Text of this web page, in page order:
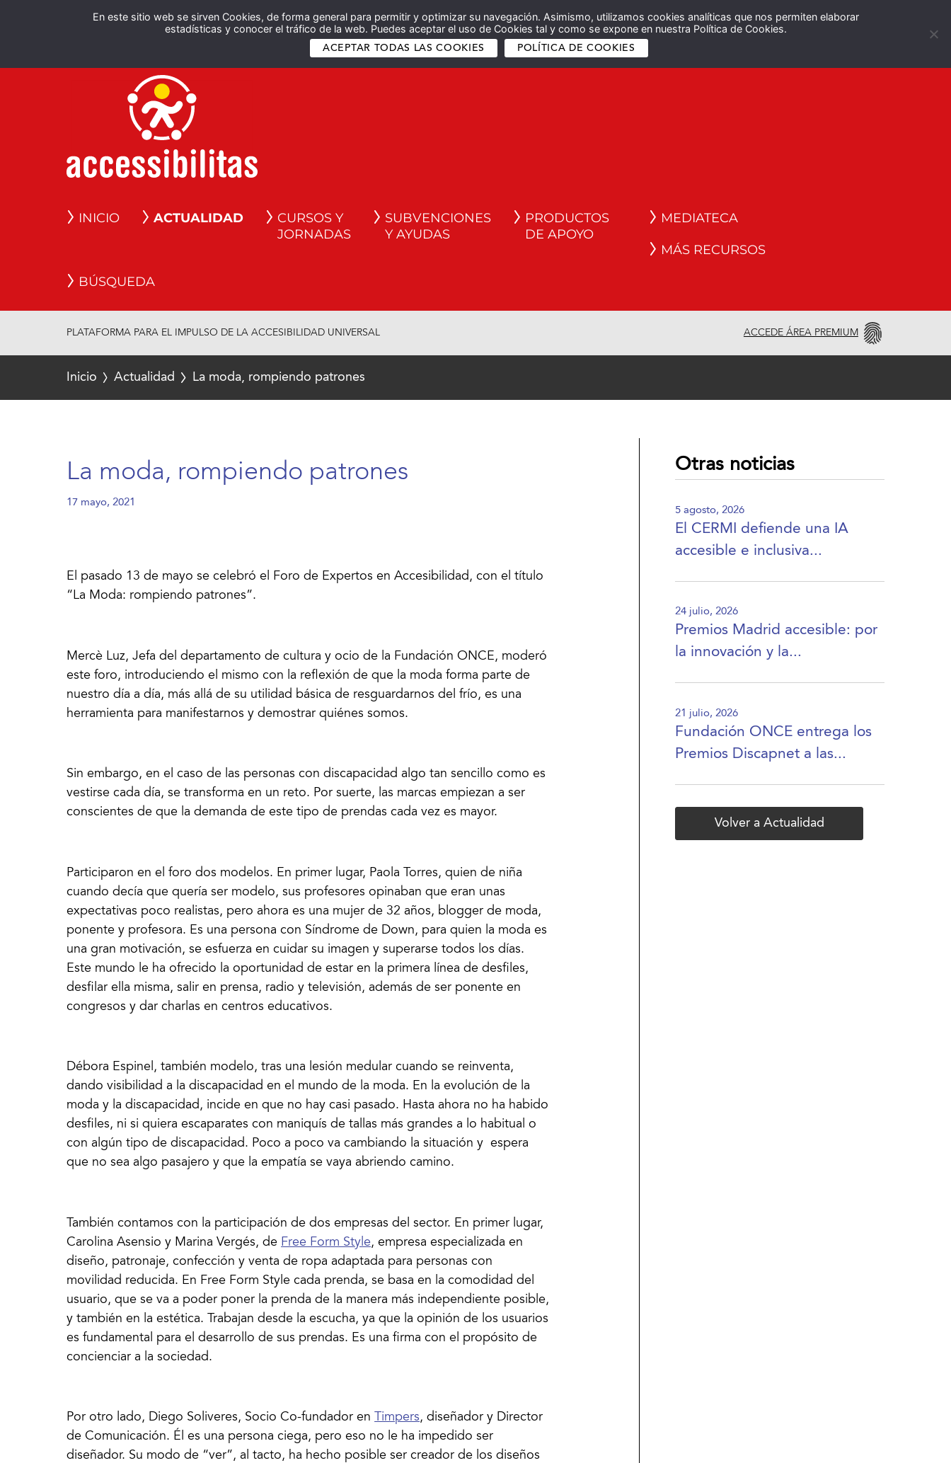
En este sitio web se sirven Cookies, de forma general para permitir y optimizar su navegación. Asimismo, utilizamos cookies analíticas que nos permiten elaborar
estadísticas y conocer el tráfico de la web. Puedes aceptar el uso de Cookies tal y como se expone en nuestra Política de Cookies.
ACEPTAR TODAS LAS COOKIES POLÍTICA DE COOKIES
Español English
INICIO ACTUALIDAD
CURSOS Y
JORNADAS
SUBVENCIONES
Y AYUDAS
PRODUCTOS
DE APOYO
MEDIATECA
MÁS RECURSOS
BÚSQUEDA
PLATAFORMA PARA EL IMPULSO DE LA ACCESIBILIDAD UNIVERSAL ACCEDE ÁREA PREMIUM
Inicio Actualidad La moda, rompiendo patrones
La moda, rompiendo patrones
17 mayo, 2021
El pasado 13 de mayo se celebró el Foro de Expertos en Accesibilidad, con el título
“La Moda: rompiendo patrones”.
Mercè Luz, Jefa del departamento de cultura y ocio de la Fundación ONCE, moderó
este foro, introduciendo el mismo con la reflexión de que la moda forma parte de
nuestro día a día, más allá de su utilidad básica de resguardarnos del frío, es una
herramienta para manifestarnos y demostrar quiénes somos.
Sin embargo, en el caso de las personas con discapacidad algo tan sencillo como es
vestirse cada día, se transforma en un reto. Por suerte, las marcas empiezan a ser
conscientes de que la demanda de este tipo de prendas cada vez es mayor.
Participaron en el foro dos modelos. En primer lugar, Paola Torres, quien de niña
cuando decía que quería ser modelo, sus profesores opinaban que eran unas
expectativas poco realistas, pero ahora es una mujer de 32 años, blogger de moda,
ponente y profesora. Es una persona con Síndrome de Down, para quien la moda es
una gran motivación, se esfuerza en cuidar su imagen y superarse todos los días.
Este mundo le ha ofrecido la oportunidad de estar en la primera línea de desfiles,
desfilar ella misma, salir en prensa, radio y televisión, además de ser ponente en
congresos y dar charlas en centros educativos.
Débora Espinel, también modelo, tras una lesión medular cuando se reinventa,
dando visibilidad a la discapacidad en el mundo de la moda. En la evolución de la
moda y la discapacidad, incide en que no hay casi pasado. Hasta ahora no ha habido
desfiles, ni si quiera escaparates con maniquís de tallas más grandes a lo habitual o
con algún tipo de discapacidad. Poco a poco va cambiando la situación y espera
que no sea algo pasajero y que la empatía se vaya abriendo camino.
También contamos con la participación de dos empresas del sector. En primer lugar,
Carolina Asensio y Marina Vergés, de Free Form Style, empresa especializada en
diseño, patronaje, confección y venta de ropa adaptada para personas con
movilidad reducida. En Free Form Style cada prenda, se basa en la comodidad del
usuario, que se va a poder poner la prenda de la manera más independiente posible,
y también en la estética. Trabajan desde la escucha, ya que la opinión de los usuarios
es fundamental para el desarrollo de sus prendas. Es una firma con el propósito de
concienciar a la sociedad.
Por otro lado, Diego Soliveres, Socio Co-fundador en Timpers, diseñador y Director
de Comunicación. Él es una persona ciega, pero eso no le ha impedido ser
diseñador. Su modo de “ver”, al tacto, ha hecho posible ser creador de los diseños
Otras noticias
5 agosto, 2026
El CERMI defiende una IA
accesible e inclusiva...
24 julio, 2026
Premios Madrid accesible: por
la innovación y la...
21 julio, 2026
Fundación ONCE entrega los
Premios Discapnet a las...
Volver a Actualidad